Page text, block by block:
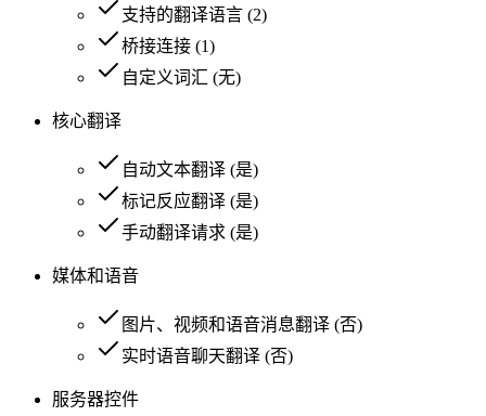
支持的翻译语言 (2)
桥接连接 (1)
自定义词汇 (无)
核心翻译
自动文本翻译 (是)
标记反应翻译 (是)
手动翻译请求 (是)
媒体和语音
图片、视频和语音消息翻译 (否)
实时语音聊天翻译 (否)
服务器控件